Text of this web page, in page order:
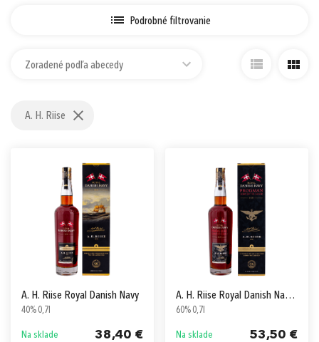
Podrobné filtrovanie
Zoradené podľa abecedy
A. H. Riise
A. H. Riise Royal Danish Navy
40% 0,7l
Na sklade 38,40 €
A. H. Riise Royal Danish Navy Frogman Conventus Ranae
60% 0,7l
Na sklade 53,50 €